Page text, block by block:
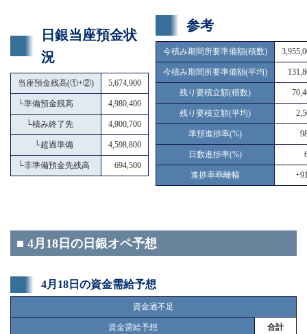
日銀当座預金状
況
当座預金残高(①+②) 5,674,900
└準備預金残高 4,980,400
└積み終了先 4,900,700
└超過準備 4,598,800
└非準備預金先残高 694,500
参考
今積み期間所要準備額(積数)
今積み期間所要準備額(平均)
残り要積立額(積数)
残り要積立額(平均)
準預進捗率(%)
日数進捗率(%)
進捗率乖離幅
■ 4月18日の日銀オペ予想
4月18日の資金需給予想
資金過不足
資金需給予想
合計